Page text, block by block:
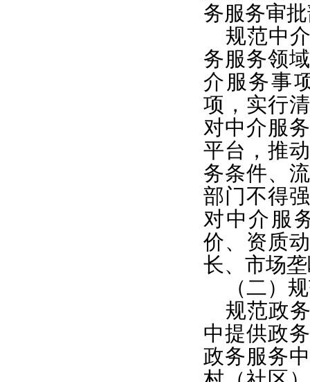
务服务审
规范中
务服务领
介服务事
项，实行
对中介服
平台，推
务条件、
部门不得
对中介服
价、资质
长、市场
（二）
规范政
中提供政
政务服务